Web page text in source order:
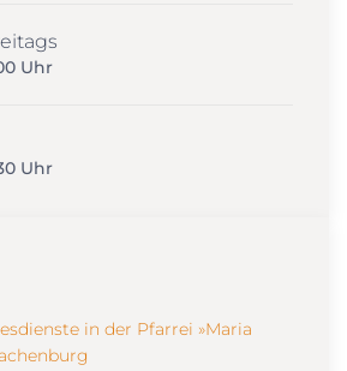
Uhr
Uhr
in der Pfarrei »Maria